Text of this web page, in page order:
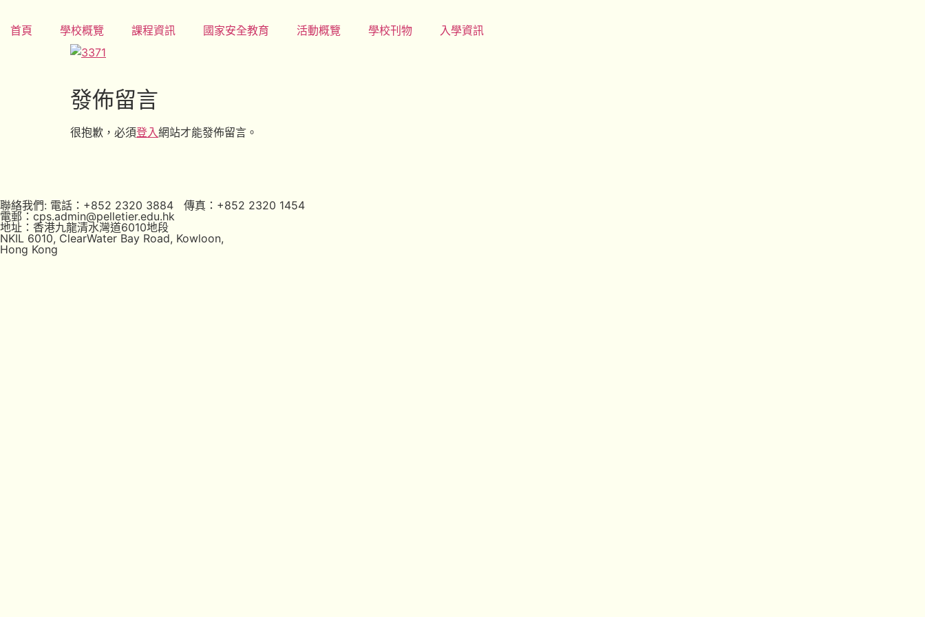
首頁 學校概覽 課程資訊 國家安全教育 活動概覽 學校刊物 入學資訊
發佈留言
很抱歉，必須登入網站才能發佈留言。
聯絡我們: 電話：+852 2320 3884 傳真：+852 2320 1454
電郵：cps.admin@pelletier.edu.hk
地址：香港九龍清水灣道6010地段
NKIL 6010, ClearWater Bay Road, Kowloon,
Hong Kong